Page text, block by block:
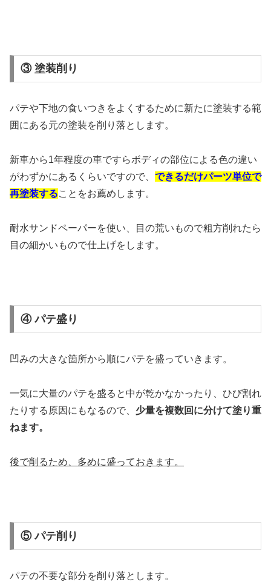
③ 塗装削り
パテや下地の食いつきをよくするために新たに塗装する範
囲にある元の塗装を削り落とします。
新車から1年程度の車ですらボディの部位による色の違い
がわずかにあるくらいですので、 できるだけパーツ単位で
再塗装することをお薦めします。
耐水サンドペーパーを使い、目の荒いもので粗方削れたら
目の細かいもので仕上げをします。
④ パテ盛り
凹みの大きな箇所から順にパテを盛っていきます。
一気に大量のパテを盛ると中が乾かなかったり、ひび割れ
たりする原因にもなるので、 少量を複数回に分けて塗り重
ねます。
後で削るため、多めに盛っておきます。
⑤ パテ削り
パテの不要な部分を削り落とします。